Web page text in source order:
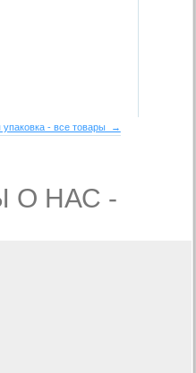
упаковка - все товары →
О НАС -